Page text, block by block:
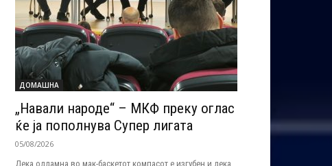
ДОМАШНА
„Навали народе“ – МКФ преку оглас
ќе ја пополнува Супер лигата
05/08/2026
Дека оддамна во мак-баскетот компасот е изгубен и дека